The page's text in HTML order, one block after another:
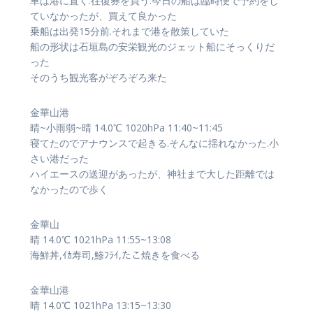
ていなかったが、買えて良かった
乗船は出発15分前.それまで港を散策していた
船の形状は石垣島の安栄観光のジェット船にそっくりだ
った
そのうち観光客がぞろぞろ来た
金華山港
晴~小雨弱~晴 14.0℃ 1020hPa 11:40~11:45
寝てたのでアナウンスで起きる.そんなに揺れなかった.小
さい港だった
ハイエースの送迎があったが、神社まで大した距離では
なかったので歩く
金華山
晴 14.0℃ 1021hPa 11:55~13:08
海鮮丼,ｲｶ寿司,鯵ﾌﾗｲ,たこ焼きを食べる
金華山港
晴 14.0℃ 1021hPa 13:15~13:30